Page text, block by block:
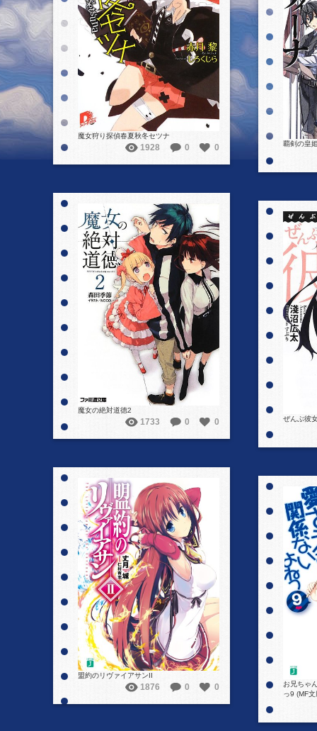
詳細を見る
魔女狩り探偵春夏秋冬セツナ
1928 0 0 覇剣の皇
詳細を見る
魔女の絶対道徳2
1733 0 0 ぜんぶ彼
詳細を見る
盟約のリヴァイアサンII
1876 0 0
お兄ちゃ
っ9 (MF文